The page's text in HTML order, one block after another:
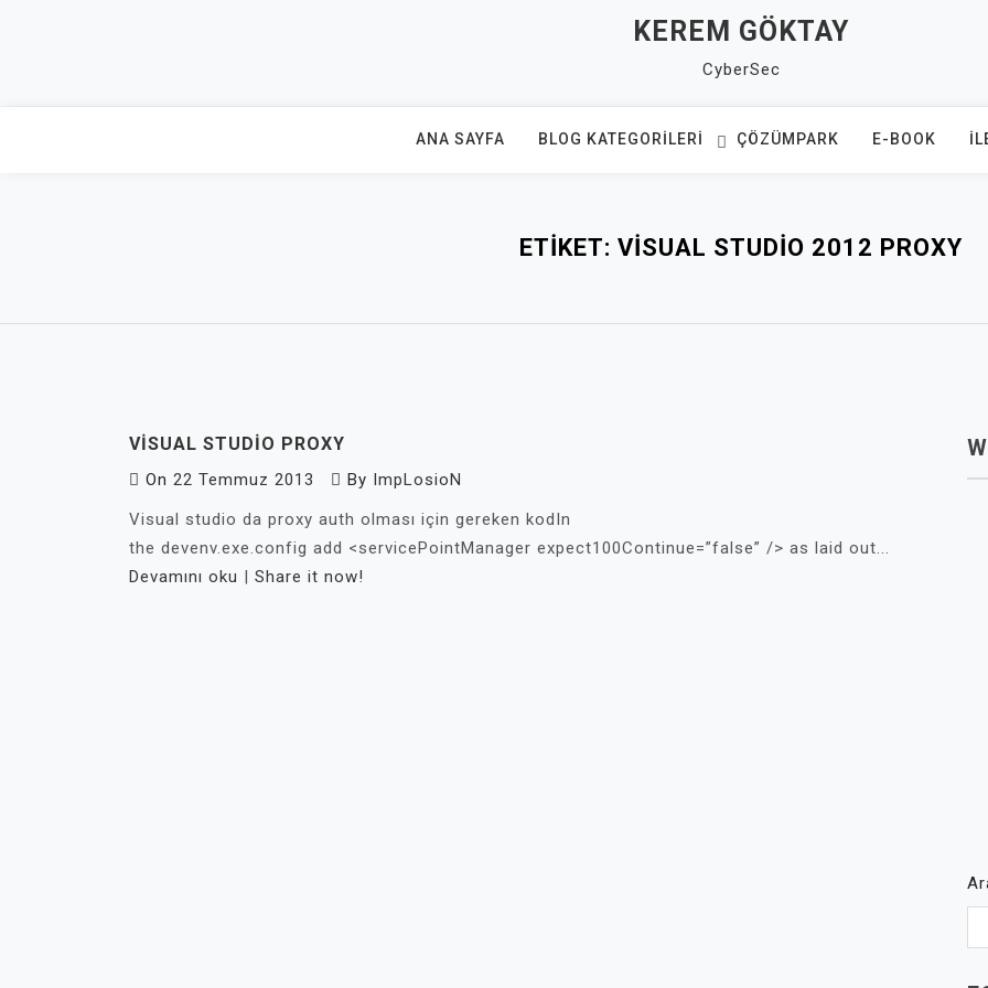
KEREM GÖKTAY
CyberSec
ANA SAYFA BLOG KATEGORILERI ÇÖZÜMPARK E-BOOK
ETIKET: VISUAL STUDIO 2012 PROXY
VISUAL STUDIO PROXY
On 22 Temmuz 2013 By ImpLosioN
Visual studio da proxy auth olması için gereken kodIn
the devenv.exe.config add <servicePointManager expect100Continue=”false” /> as laid out...
Devamını oku | Share it now!